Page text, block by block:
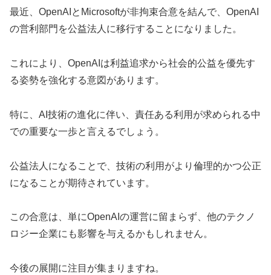
最近、OpenAIとMicrosoftが非拘束合意を結んで、OpenAI
の営利部門を公益法人に移行することになりました。
これにより、OpenAIは利益追求から社会的公益を優先す
る姿勢を強化する意図があります。
特に、AI技術の進化に伴い、責任ある利用が求められる中
での重要な一歩と言えるでしょう。
公益法人になることで、技術の利用がより倫理的かつ公正
になることが期待されています。
この合意は、単にOpenAIの運営に留まらず、他のテクノ
ロジー企業にも影響を与えるかもしれません。
今後の展開に注目が集まりますね。